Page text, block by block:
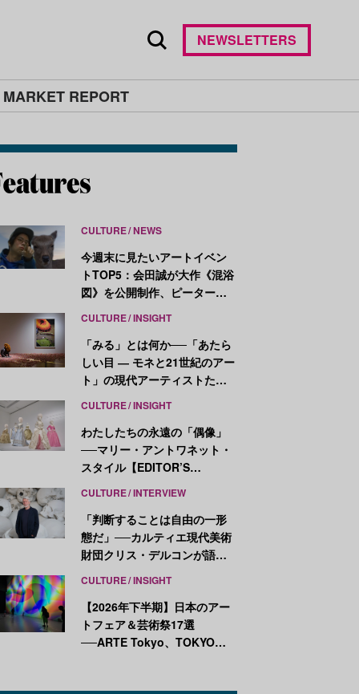
REPORT
NEWSLETTERS
CULTURE NEWS
今週末に見たいアートイベン
トTOP5：会田誠が大作《混浴
図》を公開制作、ピーター・
CULTURE INSIGHT
「みる」とは何か──「あたら
しい目 ― モネと21世紀のアー
ト」の現代アーティストたち
CULTURE INSIGHT
わたしたちの永遠の「偶像」
──マリー・アントワネット・
スタイル【EDITOR’S
CULTURE INTERVIEW
「判断することは自由の一形
態だ」──カルティエ現代美術
財団クリス・デルコンが語
CULTURE INSIGHT
【2026年下半期】日本のアー
トフェア＆芸術祭17選
──ARTE Tokyo、TOKYO